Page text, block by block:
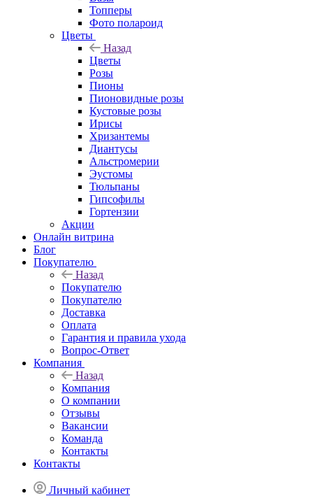
Топперы
Фото полароид
Цветы
Назад
Цветы
Розы
Пионы
Пионовидные розы
Кустовые розы
Ирисы
Хризантемы
Диантусы
Альстромерии
Эустомы
Тюльпаны
Гипсофилы
Гортензии
Акции
Онлайн витрина
Блог
Покупателю
Назад
Покупателю
Покупателю
Доставка
Оплата
Гарантия и правила ухода
Вопрос-Ответ
Компания
Назад
Компания
О компании
Отзывы
Вакансии
Команда
Контакты
Контакты
Личный кабинет